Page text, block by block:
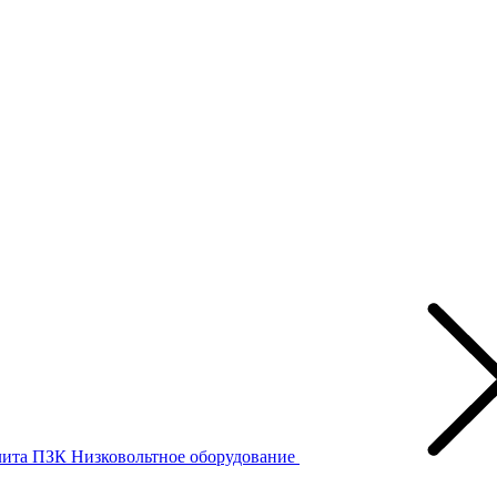
ПЗК Низковольтное оборудование